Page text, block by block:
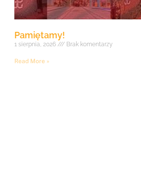
Pamiętamy!
1 sierpnia, 2026 Brak komentarzy
Read More »